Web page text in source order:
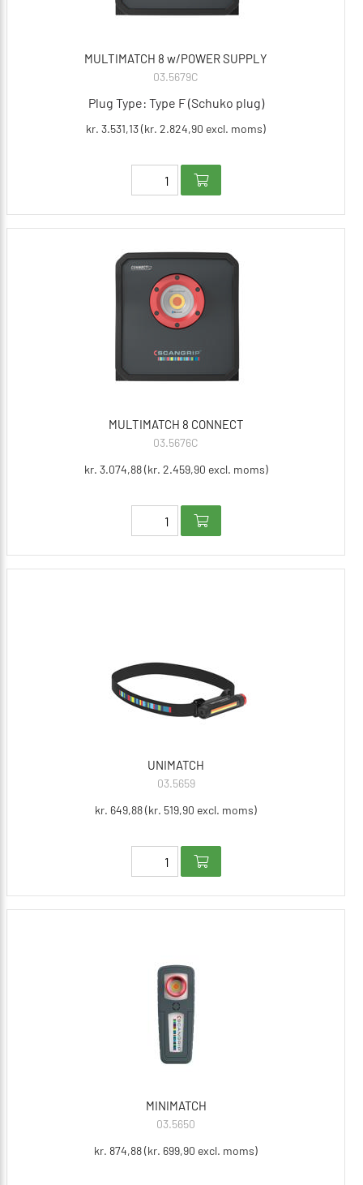
MULTIMATCH 8 w/POWER SUPPLY
03.5679C
Plug Type: Type F (Schuko plug)
kr. 3.531,13 (kr. 2.824,90 excl. moms)
MULTIMATCH 8 CONNECT
03.5676C
kr. 3.074,88 (kr. 2.459,90 excl. moms)
UNIMATCH
03.5659
kr. 649,88 (kr. 519,90 excl. moms)
MINIMATCH
03.5650
kr. 874,88 (kr. 699,90 excl. moms)